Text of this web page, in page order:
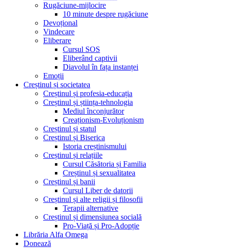
Rugăciune-mijlocire
10 minute despre rugăciune
Devoțional
Vindecare
Eliberare
Cursul SOS
Eliberând captivii
Diavolul în fața instanței
Emoții
Creștinul și societatea
Creștinul și profesia-educația
Creștinul și știința-tehnologia
Mediul înconjurător
Creaționism-Evoluționism
Creștinul și statul
Creștinul și Biserica
Istoria creștinismului
Creștinul și relațiile
Cursul Căsătoria și Familia
Creștinul și sexualitatea
Creștinul și banii
Cursul Liber de datorii
Creștinul și alte religii și filosofii
Terapii alternative
Creștinul și dimensiunea socială
Pro-Viață și Pro-Adopție
Librăria Alfa Omega
Donează